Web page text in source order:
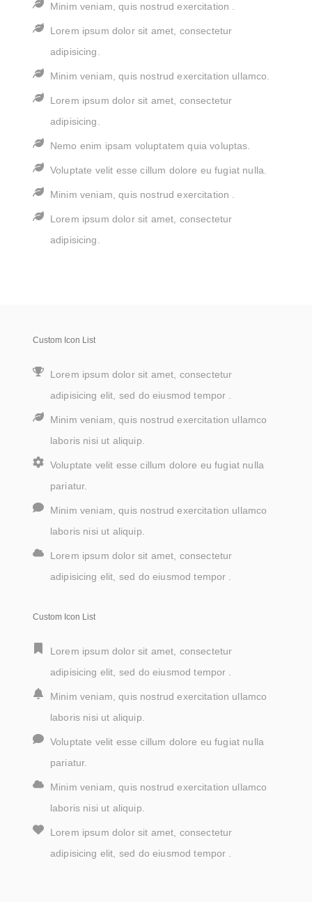
Minim veniam, quis nostrud exercitation .
Lorem ipsum dolor sit amet, consectetur
adipisicing.
Minim veniam, quis nostrud exercitation ullamco.
Lorem ipsum dolor sit amet, consectetur
adipisicing.
Nemo enim ipsam voluptatem quia voluptas.
Voluptate velit esse cillum dolore eu fugiat nulla.
Minim veniam, quis nostrud exercitation .
Lorem ipsum dolor sit amet, consectetur
adipisicing.
Custom Icon List
Lorem ipsum dolor sit amet, consectetur
adipisicing elit, sed do eiusmod tempor .
Minim veniam, quis nostrud exercitation ullamco
laboris nisi ut aliquip.
Voluptate velit esse cillum dolore eu fugiat nulla
pariatur.
Minim veniam, quis nostrud exercitation ullamco
laboris nisi ut aliquip.
Lorem ipsum dolor sit amet, consectetur
adipisicing elit, sed do eiusmod tempor .
Custom Icon List
Lorem ipsum dolor sit amet, consectetur
adipisicing elit, sed do eiusmod tempor .
Minim veniam, quis nostrud exercitation ullamco
laboris nisi ut aliquip.
Voluptate velit esse cillum dolore eu fugiat nulla
pariatur.
Minim veniam, quis nostrud exercitation ullamco
laboris nisi ut aliquip.
Lorem ipsum dolor sit amet, consectetur
adipisicing elit, sed do eiusmod tempor .